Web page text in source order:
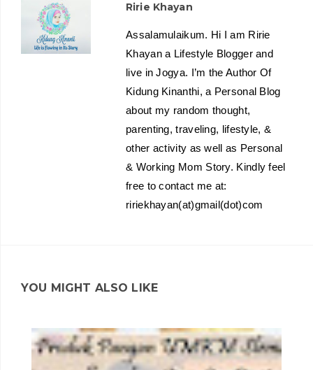
Ririe Khayan
Assalamulaikum. Hi I am Ririe
Khayan a Lifestyle Blogger and
live in Jogya. I’m the Author Of
Kidung Kinanthi, a Personal Blog
about my random thought,
parenting, traveling, lifestyle, &
other activity as well as Personal
& Working Mom Story. Kindly feel
free to contact me at:
ririekhayan(at)gmail(dot)com
YOU MIGHT ALSO LIKE